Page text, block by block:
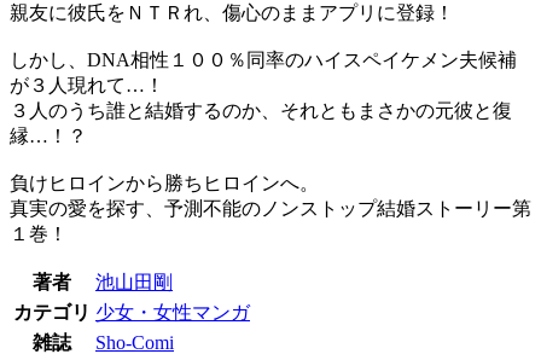
親友に彼氏をＮＴＲれ、傷心のままアプリに登録！
しかし、DNA相性１００％同率のハイスペイケメン夫候補
が３人現れて…！
３人のうち誰と結婚するのか、それともまさかの元彼と復
縁…！？
負けヒロインから勝ちヒロインへ。
真実の愛を探す、予測不能のノンストップ結婚ストーリー第
１巻！
著者
池山田剛
カテゴリ 少女・女性マンガ
雑誌
Sho-Comi